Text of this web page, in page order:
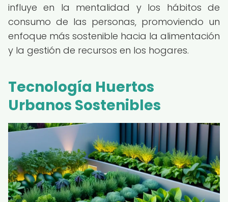
influye en la mentalidad y los hábitos de
consumo de las personas, promoviendo un
enfoque más sostenible hacia la alimentación
y la gestión de recursos en los hogares.
Tecnología Huertos
Urbanos Sostenibles